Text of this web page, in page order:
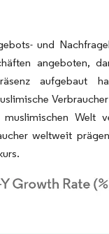
und
angeboten,
aufgebaut
Welt
weltweit